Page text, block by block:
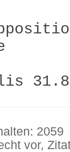
2059
vor,